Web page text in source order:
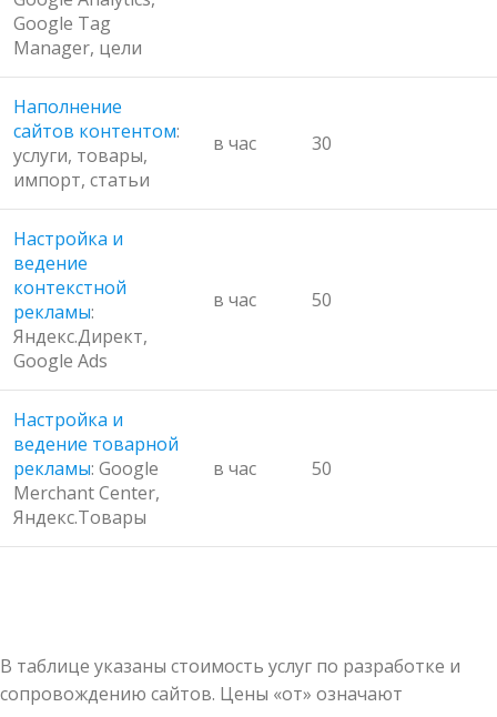
Google Tag
Manager, цели
Наполнение
сайтов контентом:
услуги, товары,
импорт, статьи
в час 30
Настройка и
ведение
контекстной
рекламы:
Яндекс.Директ,
Google Ads
в час 50
Настройка и
ведение товарной
рекламы: Google
Merchant Center,
Яндекс.Товары
в час 50
В таблице указаны стоимость услуг по разработке и
сопровождению сайтов. Цены «от» означают